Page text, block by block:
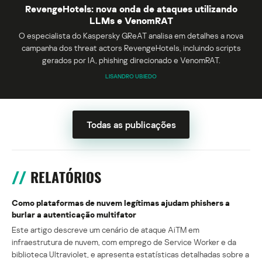
RevengeHotels: nova onda de ataques utilizando
LLMs e VenomRAT
O especialista do Kaspersky GReAT analisa em detalhes a nova
campanha dos threat actors RevengeHotels, incluindo scripts
gerados por IA, phishing direcionado e VenomRAT.
LISANDRO UBIEDO
Todas as publicações
RELATÓRIOS
Como plataformas de nuvem legítimas ajudam phishers a
burlar a autenticação multifator
Este artigo descreve um cenário de ataque AiTM em
infraestrutura de nuvem, com emprego de Service Worker e da
biblioteca Ultraviolet, e apresenta estatísticas detalhadas sobre a